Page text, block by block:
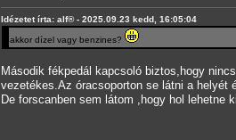
Idézetet írta: alf® - 2025.09.23 kedd, 16:05:04
akkor dízel vagy benzines?
Második fékpedál kapcsoló biztos,hogy
vezetékes.Az óracsoporton se látni a helyét
De forscanben sem látom ,hogy hol lehetne